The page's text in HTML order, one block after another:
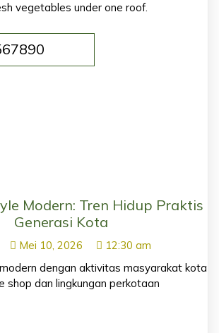
vegetables under one roof.
Modern: Tren Hidup Praktis
Generasi Kota
Mei 10, 2026 12:30 am